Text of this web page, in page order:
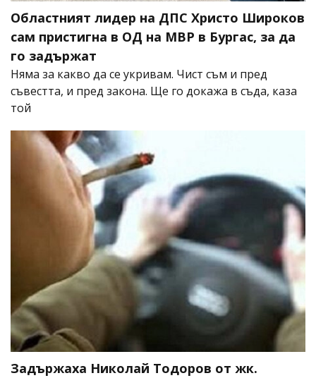
Областният лидер на ДПС Христо Широков
сам пристигна в ОД на МВР в Бургас, за да
го задържат
Няма за какво да се укривам. Чист съм и пред
съвестта, и пред закона. Ще го докажа в съда, каза
той
Задържаха Николай Тодоров от жк.